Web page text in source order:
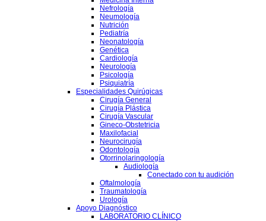
Nefrología
Neumología
Nutrición
Pediatría
Neonatología
Genética
Cardiología
Neurología
Psicología
Psiquiatría
Especialidades Quirúgicas
Cirugía General
Cirugía Plástica
Cirugía Vascular
Gineco-Obstetricia
Maxilofacial
Neurocirugía
Odontología
Otorrinolaringología
Audiología
Conectado con tu audición
Oftalmología
Traumatología
Urología
Apoyo Diagnóstico
LABORATORIO CLÍNICO